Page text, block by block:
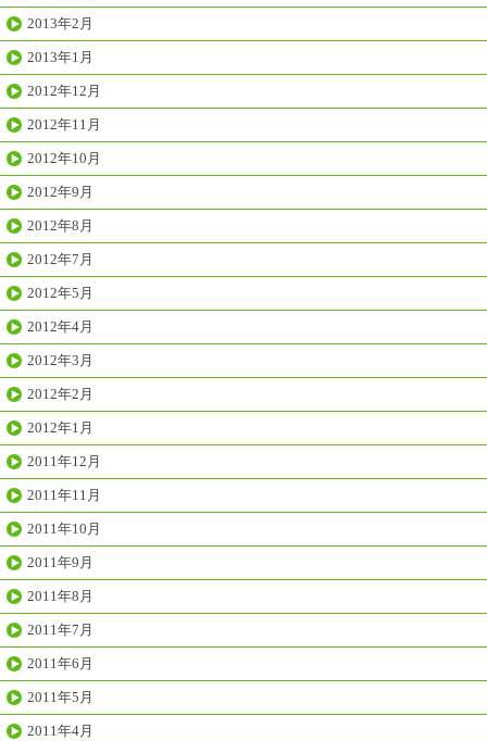
2013年2月
2013年1月
2012年12月
2012年11月
2012年10月
2012年9月
2012年8月
2012年7月
2012年5月
2012年4月
2012年3月
2012年2月
2012年1月
2011年12月
2011年11月
2011年10月
2011年9月
2011年8月
2011年7月
2011年6月
2011年5月
2011年4月